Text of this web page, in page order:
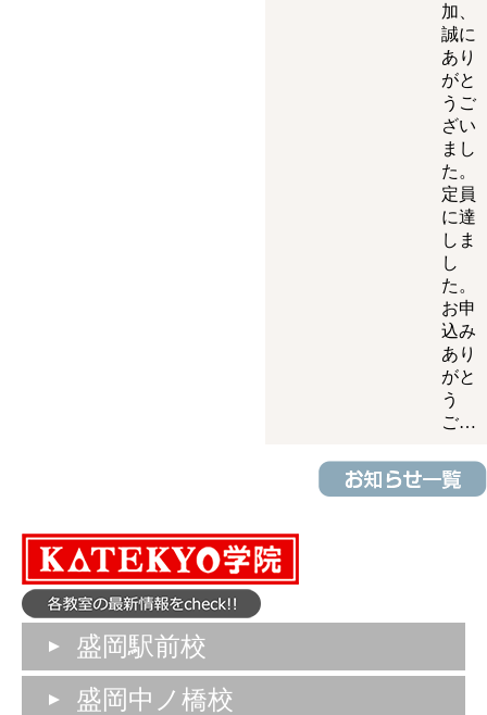
加、
誠に
あり
がと
うご
ざい
まし
た。
定員
に達
しま
し
た。
お申
込み
あり
がと
う
ご…
盛岡駅前校
盛岡中ノ橋校